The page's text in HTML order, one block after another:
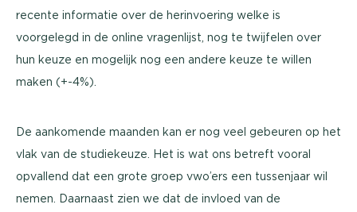
recente informatie over de herinvoering welke is
voorgelegd in de online vragenlijst, nog te twijfelen over
hun keuze en mogelijk nog een andere keuze te willen
maken (+-4%).
De aankomende maanden kan er nog veel gebeuren op het
vlak van de studiekeuze. Het is wat ons betreft vooral
opvallend dat een grote groep vwo’ers een tussenjaar wil
nemen. Daarnaast zien we dat de invloed van de